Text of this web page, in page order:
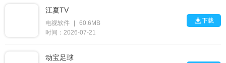
江夏TV
电视软件 |
60.6MB
时间：2026-07-21
下载
动宝足球